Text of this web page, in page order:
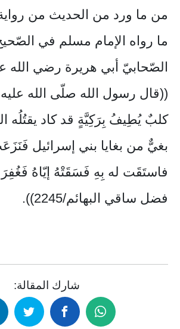
من ما ورد من الحديث من
ما رواه الإمام مسلم في
الصّحابيّ أبي هريرة رضي الله
((قال رسول الله صلّى الله
كلبٌ يُطِيفُ بِرَكِيَّةٍ قد كاد يقتُلُه
بغيٌّ من بغايا بني إسرائيل
فاستَقَت له بِهِ فَسَقَتْهُ إيّاهُ فَغُفِرَ
فضل ساقي البهائم/2245)).
شارك المقالة: